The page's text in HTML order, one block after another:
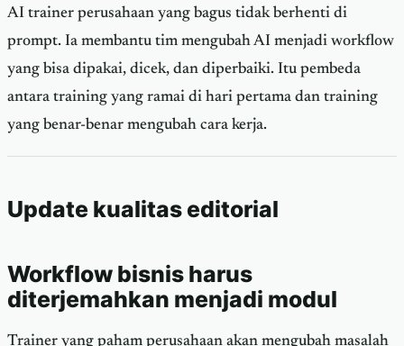
AI trainer perusahaan yang bagus tidak berhenti di
prompt. Ia membantu tim mengubah AI menjadi workflow
yang bisa dipakai, dicek, dan diperbaiki. Itu pembeda
antara training yang ramai di hari pertama dan training
yang benar-benar mengubah cara kerja.
Update kualitas editorial
Workflow bisnis harus
diterjemahkan menjadi modul
Trainer yang paham perusahaan akan mengubah masalah